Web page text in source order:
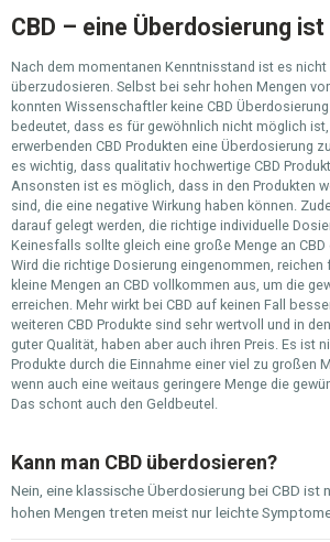
CBD – eine Überdosierung
Nach dem momentanen Kenntnisstand ist es nicht
überzudosieren. Selbst bei sehr hohen Mengen
konnten Wissenschaftler keine CBD
bedeutet, dass es für gewöhnlich nicht möglich
erwerbenden CBD Produkten eine Überdosierung
es wichtig, dass qualitativ hochwertige CBD
Ansonsten ist es möglich, dass in den Produkten
sind, die eine negative Wirkung haben können.
darauf gelegt werden, die richtige individuelle
Keinesfalls sollte gleich eine große Menge an CBD
Wird die richtige Dosierung eingenommen, reichen
kleine Mengen an CBD vollkommen aus, um die
erreichen. Mehr wirkt bei CBD auf keinen Fall
weiteren CBD Produkte sind sehr wertvoll und in
guter Qualität, haben aber auch ihren Preis. Es ist
Produkte durch die Einnahme einer viel zu großen
wenn auch eine weitaus geringere Menge die
Das schont auch den Geldbeutel.
Kann man CBD überdosieren?
Nein, eine klassische Überdosierung bei CBD ist
hohen Mengen treten meist nur leichte